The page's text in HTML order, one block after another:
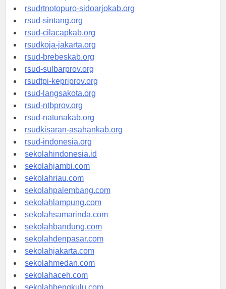
rsudksa-depok.org
rsudrtnotopuro-sidoarjokab.org
rsud-sintang.org
rsud-cilacapkab.org
rsudkoja-jakarta.org
rsud-brebeskab.org
rsud-sulbarprov.org
rsudtpi-kepriprov.org
rsud-langsakota.org
rsud-ntbprov.org
rsud-natunakab.org
rsudkisaran-asahankab.org
rsud-indonesia.org
sekolahindonesia.id
sekolahjambi.com
sekolahriau.com
sekolahpalembang.com
sekolahlampung.com
sekolahsamarinda.com
sekolahbandung.com
sekolahdenpasar.com
sekolahjakarta.com
sekolahmedan.com
sekolahaceh.com